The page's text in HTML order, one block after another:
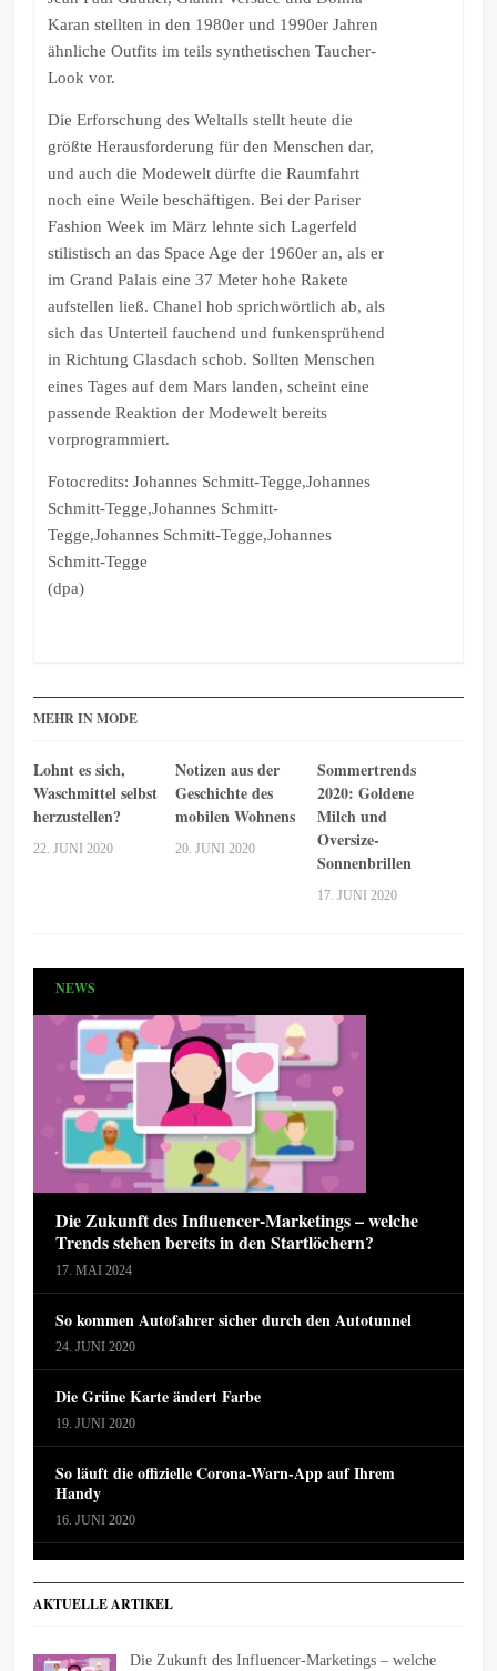
Karan stellten in den 1980er und 1990er Jahren
ähnliche Outfits im teils synthetischen Taucher-
Look vor.
Die Erforschung des Weltalls stellt heute die
größte Herausforderung für den Menschen dar,
und auch die Modewelt dürfte die Raumfahrt
noch eine Weile beschäftigen. Bei der Pariser
Fashion Week im März lehnte sich Lagerfeld
stilistisch an das Space Age der 1960er an, als er
im Grand Palais eine 37 Meter hohe Rakete
aufstellen ließ. Chanel hob sprichwörtlich ab, als
sich das Unterteil fauchend und funkensprühend
in Richtung Glasdach schob. Sollten Menschen
eines Tages auf dem Mars landen, scheint eine
passende Reaktion der Modewelt bereits
vorprogrammiert.
Fotocredits: Johannes Schmitt-Tegge,Johannes
Schmitt-Tegge,Johannes Schmitt-
Tegge,Johannes Schmitt-Tegge,Johannes
Schmitt-Tegge
(dpa)
MEHR IN MODE
Lohnt es sich,
Waschmittel selbst
herzustellen?
22. JUNI 2020
Notizen aus der
Geschichte des
mobilen Wohnens
20. JUNI 2020
Sommertrends
2020: Goldene
Milch und
Oversize-
Sonnenbrillen
17. JUNI 2020
NEWS
Die Zukunft des Influencer-Marketings – welche
Trends stehen bereits in den Startlöchern?
17. MAI 2024
So kommen Autofahrer sicher durch den Autotunnel
24. JUNI 2020
Die Grüne Karte ändert Farbe
19. JUNI 2020
So läuft die offizielle Corona-Warn-App auf Ihrem
Handy
16. JUNI 2020
AKTUELLE ARTIKEL
Die Zukunft des Influencer-Marketings – welche